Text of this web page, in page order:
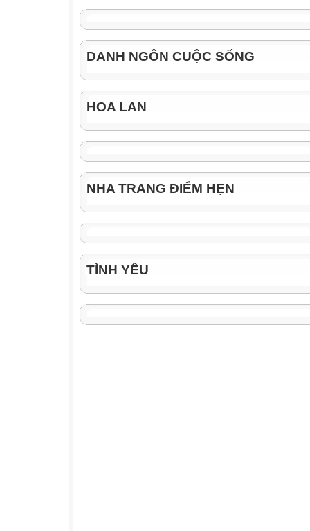
DANH NGÔN CUỘC SỐNG
HOA LAN
NHA TRANG ĐIỂM HẸN
TÌNH YÊU